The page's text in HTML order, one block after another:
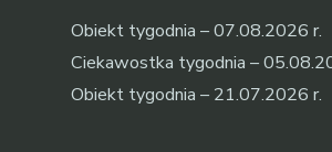
Obiekt tygodnia – 07.08.2026 r.
Ciekawostka tygodnia –
Obiekt tygodnia – 21.07.2026 r.